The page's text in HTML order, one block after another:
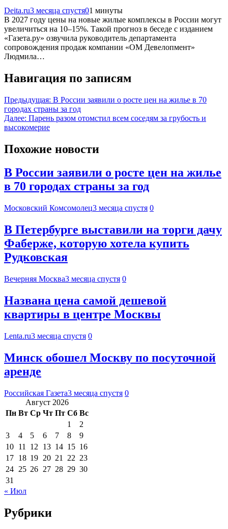
Deita.ru3 месяца спустя01 минуты
В 2027 году цены на новые жилые комплексы в России могут
увеличиться на 10–15%. Такой прогноз в беседе с изданием
«Газета.ру» озвучила руководитель департамента
сопровождения продаж компании «ОМ Девелопмент»
Людмила…
Навигация по записям
Предыдущая: В России заявили о росте цен на жилье в 70
городах страны за год
Далее: Парень разом отомстил всем соседям за грубость и
высокомерие
Похожие новости
В России заявили о росте цен на жилье
в 70 городах страны за год
Московский Комсомолец3 месяца спустя 0
В Петербурге выставили на торги дачу
Фаберже, которую хотела купить
Рудковская
Вечерняя Москва3 месяца спустя 0
Названа цена самой дешевой
квартиры в центре Москвы
Lenta.ru3 месяца спустя 0
Минск обошел Москву по посуточной
аренде
Российская Газета3 месяца спустя 0
Август 2026
Пн Вт Ср Чт Пт Сб Вс
1
2
3
4 5 6 7 8
9
10 11 12 13 14 15 16
17 18 19 20 21 22 23
24 25 26 27 28 29 30
31
« Июл
Рубрики